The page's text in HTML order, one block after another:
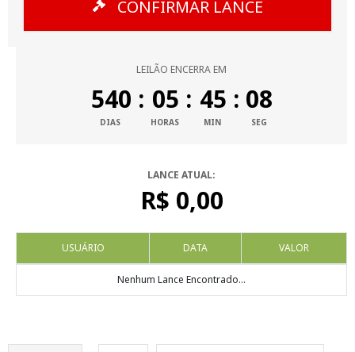
CONFIRMAR LANCE
LEILÃO ENCERRA EM
540 :
DIAS
05 :
HORAS
45 :
MIN
07
SEG
LANCE ATUAL:
R$ 0,00
USUÁRIO DATA VALOR
Nenhum Lance Encontrado...